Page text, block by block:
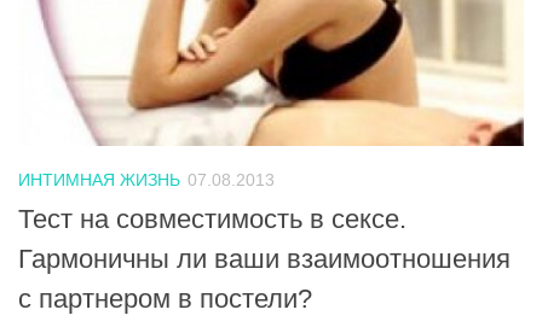
ИНТИМНАЯ ЖИЗНЬ 07.08.2013
Тест на совместимость в сексе.
Гармоничны ли ваши взаимоотношения
с партнером в постели?